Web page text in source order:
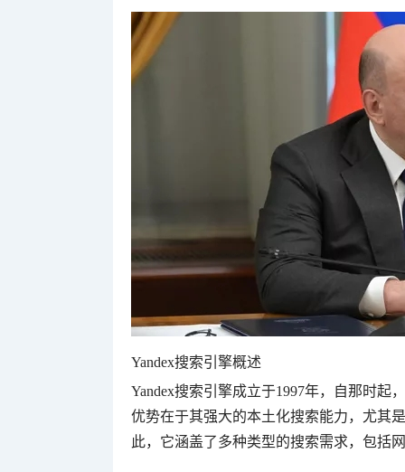
Yandex搜索引擎概述
Yandex搜索引擎成立于1997年，自那时起
优势在于其强大的本土化搜索能力，尤其
此，它涵盖了多种类型的搜索需求，包括